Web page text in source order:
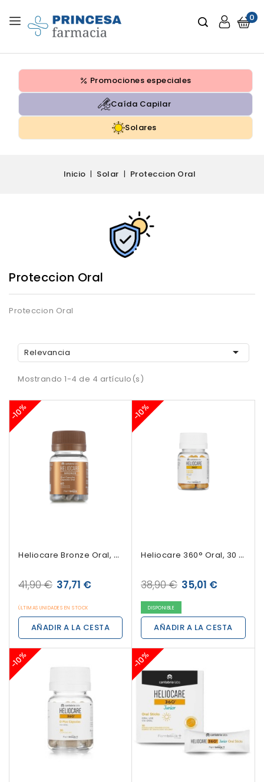
0
Promociones especiales
Caída Capilar
Solares
Inicio Solar Proteccion Oral
Proteccion Oral
Proteccion Oral
Relevancia 
Mostrando 1-4 de 4 artículo(s)
Heliocare Bronze Oral, 60 Cápsulas
41,90 €
-10%
37,71 €
ÚLTIMAS UNIDADES EN STOCK
AÑADIR A LA CESTA
Heliocare 360° Oral, 30 Cápsulas
38,90 €
-10%
35,01 €
DISPONIBLE
AÑADIR A LA CESTA
-10% -10%